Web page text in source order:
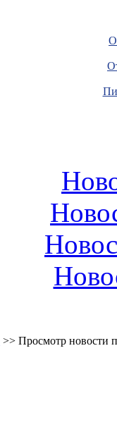
>> Просмотр новости